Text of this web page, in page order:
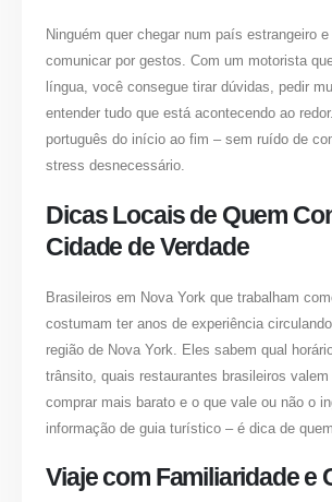
Ninguém quer chegar num país estrangeiro
comunicar por gestos. Com um motorista
língua, você consegue tirar dúvidas, pedir
entender tudo que está acontecendo ao
português do início ao fim – sem ruído de
stress desnecessário.
Dicas Locais de Quem
Cidade de Verdade
Brasileiros em Nova York que trabalham
costumam ter anos de experiência
região de Nova York. Eles sabem qual
trânsito, quais restaurantes brasileiros
comprar mais barato e o que vale ou não o
informação de guia turístico – é dica de
Viaje com Familiaridade e